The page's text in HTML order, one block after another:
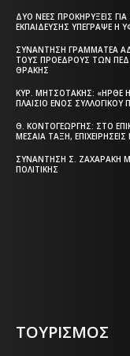
ΔΎΟ ΝΈΕΣ ΠΡΟΚΗΡΎΞΕΙΣ
ΕΚΠΑΊΔΕΥΣΗΣ ΥΠΈΓΡΑΨΕ Η
ΣΥΝΆΝΤΗΣΗ ΓΡΑΜΜΑΤΈΑ
ΤΟΥΣ ΠΡΟΈΔΡΟΥΣ ΤΩΝ ΠΕΔ
ΘΡΆΚΗΣ
ΚΥΡ. ΜΗΤΣΟΤΆΚΗΣ: «ΉΡΘΕ
ΠΛΑΊΣΙΟ ΕΝΌΣ ΣΥΛΛΟΓΙΚΟΎ
Θ. ΚΟΝΤΟΓΕΏΡΓΗΣ: ΣΤΟ
ΜΕΣΑΊΑ ΤΆΞΗ, ΕΠΙΧΕΙΡΉΣΕΙΣ
ΣΥΝΆΝΤΗΣΗ Σ. ΖΑΧΑΡΆΚΗ
ΠΟΛΙΤΙΚΉΣ
ΤΟΥΡΙΣΜΟΣ